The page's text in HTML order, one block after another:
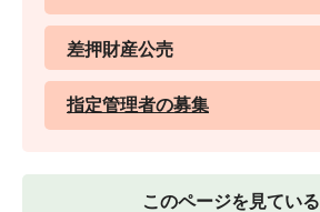
差押財産公売
指定管理者の募集
このページを見てい